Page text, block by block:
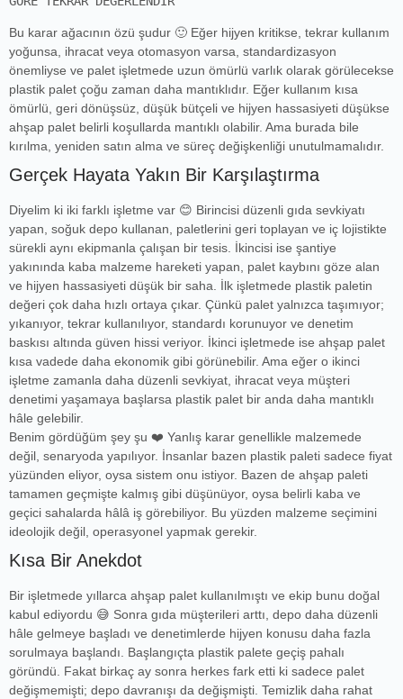
Bu karar ağacının özü şudur 🙂 Eğer hijyen kritikse, tekrar kullanım
yoğunsa, ihracat veya otomasyon varsa, standardizasyon
önemliyse ve palet işletmede uzun ömürlü varlık olarak görülecekse
plastik palet çoğu zaman daha mantıklıdır. Eğer kullanım kısa
ömürlü, geri dönüşsüz, düşük bütçeli ve hijyen hassasiyeti düşükse
ahşap palet belirli koşullarda mantıklı olabilir. Ama burada bile
kırılma, yeniden satın alma ve süreç değişkenliği unutulmamalıdır.
Gerçek Hayata Yakın Bir Karşılaştırma
Diyelim ki iki farklı işletme var 😊 Birincisi düzenli gıda sevkiyatı
yapan, soğuk depo kullanan, paletlerini geri toplayan ve iç lojistikte
sürekli aynı ekipmanla çalışan bir tesis. İkincisi ise şantiye
yakınında kaba malzeme hareketi yapan, palet kaybını göze alan
ve hijyen hassasiyeti düşük bir saha. İlk işletmede plastik paletin
değeri çok daha hızlı ortaya çıkar. Çünkü palet yalnızca taşımıyor;
yıkanıyor, tekrar kullanılıyor, standardı korunuyor ve denetim
baskısı altında güven hissi veriyor. İkinci işletmede ise ahşap palet
kısa vadede daha ekonomik gibi görünebilir. Ama eğer o ikinci
işletme zamanla daha düzenli sevkiyat, ihracat veya müşteri
denetimi yaşamaya başlarsa plastik palet bir anda daha mantıklı
hâle gelebilir.
Benim gördüğüm şey şu ❤️ Yanlış karar genellikle malzemede
değil, senaryoda yapılıyor. İnsanlar bazen plastik paleti sadece fiyat
yüzünden eliyor, oysa sistem onu istiyor. Bazen de ahşap paleti
tamamen geçmişte kalmış gibi düşünüyor, oysa belirli kaba ve
geçici sahalarda hâlâ iş görebiliyor. Bu yüzden malzeme seçimini
ideolojik değil, operasyonel yapmak gerekir.
Kısa Bir Anekdot
Bir işletmede yıllarca ahşap palet kullanılmıştı ve ekip bunu doğal
kabul ediyordu 😅 Sonra gıda müşterileri arttı, depo daha düzenli
hâle gelmeye başladı ve denetimlerde hijyen konusu daha fazla
sorulmaya başlandı. Başlangıçta plastik palete geçiş pahalı
göründü. Fakat birkaç ay sonra herkes fark etti ki sadece palet
değişmemişti; depo davranışı da değişmişti. Temizlik daha rahat